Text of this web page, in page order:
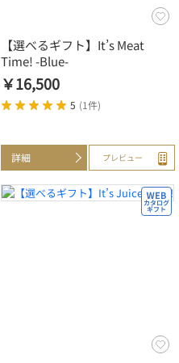
【選べるギフト】It’s Meat
Time! -Blue-
￥16,500
5 (1件)
詳細 プレビュー